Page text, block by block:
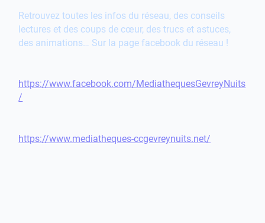
Retrouvez toutes les infos du réseau, des conseils
lectures et des coups de cœur, des trucs et astuces,
des animations… Sur la page facebook du réseau !
https://www.facebook.com/MediathequesGevreyNuits
/
https://www.mediatheques-ccgevreynuits.net/